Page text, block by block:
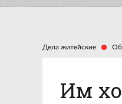
Дела житейские
Им